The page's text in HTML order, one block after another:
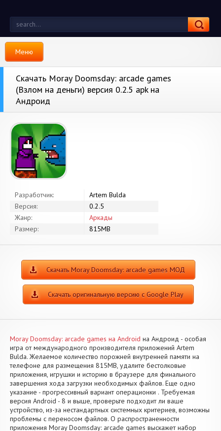
Меню
Скачать Moray Doomsday: arcade games
(Взлом на деньги) версия 0.2.5 apk на
Андроид
Разработчик:
Artem Bulda
Версия:
0.2.5
Жанр:
Аркады
Размер:
815MB
Скачать Moray Doomsday: arcade games МОД
Скачать оригинальную версию с Google Play
Moray Doomsday: arcade games на Android на Андроид - особая
игра от международного производителя приложений Artem
Bulda. Желаемое количество порожней внутренней памяти на
телефоне для размещения 815MB, удалите бестолковые
приложения, игрушки и историю в браузере для финального
завершения хода загрузки необходимых файлов. Еще одно
указание - прогрессивный вариант операционки . Требуемая
версия Android - 8 и выше, проверьте подходит ли ваше
устройство, из-за нестандартных системных критериев, возможны
проблемы с переносом файлов. О распространенности
приложения Moray Doomsday: arcade games выскажет набор